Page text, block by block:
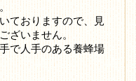
ておりますので、見
ざいません。
で人手のある養蜂場